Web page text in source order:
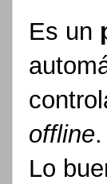
Es un
offline.
Lo